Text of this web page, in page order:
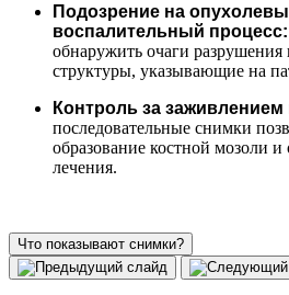
Подозрение на
воспалительный процесс:
обнаружить очаги разрушения
структуры, указывающие на
Контроль за
последовательные снимки
образование костной мозоли
лечения.
Что показывают снимки?